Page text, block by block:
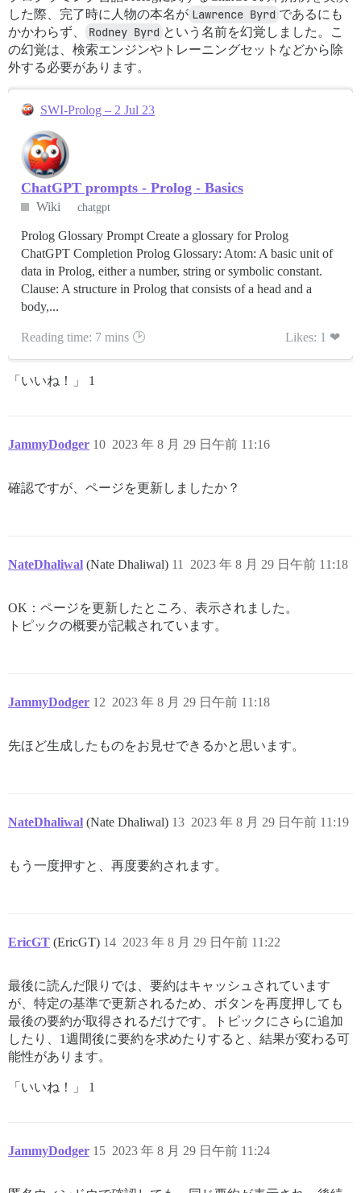
した際、完了時に人物の本名が Lawrence Byrd であるにも
かかわらず、
Rodney Byrd という名前を幻覚しました。こ
の幻覚は、検索エンジンやトレーニングセットなどから除
外する必要があります。
SWI-Prolog – 2 Jul 23
ChatGPT prompts - Prolog - Basics
Wiki chatgpt
Prolog Glossary Prompt Create a glossary for Prolog
ChatGPT Completion Prolog Glossary: Atom: A basic unit of
data in Prolog, either a number, string or symbolic constant.
Clause: A structure in Prolog that consists of a head and a
body,...
Reading time: 7 mins 🕑 Likes: 1 ❤
「いいね！」 1
JammyDodger 2023 年 8 月 29 日午前 11:16
10
確認ですが、ページを更新しましたか？
NateDhaliwal (Nate Dhaliwal) 2023 年 8 月 29 日午前 11:18
11
OK：ページを更新したところ、表示されました。
トピックの概要が記載されています。
JammyDodger 2023 年 8 月 29 日午前 11:18
12
先ほど生成したものをお見せできるかと思います。
NateDhaliwal (Nate Dhaliwal) 2023 年 8 月 29 日午前 11:19
13
もう一度押すと、再度要約されます。
EricGT (EricGT) 2023 年 8 月 29 日午前 11:22
14
最後に読んだ限りでは、要約はキャッシュされています
が、特定の基準で更新されるため、ボタンを再度押しても
最後の要約が取得されるだけです。トピックにさらに追加
したり、1週間後に要約を求めたりすると、結果が変わる可
能性があります。
「いいね！」 1
JammyDodger 2023 年 8 月 29 日午前 11:24
15